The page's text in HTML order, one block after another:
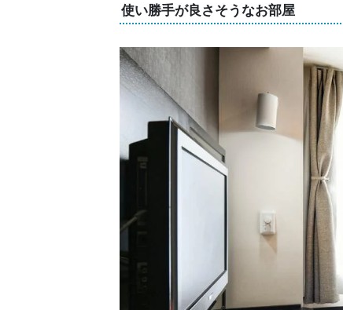
使い勝手が良さそうなお部屋